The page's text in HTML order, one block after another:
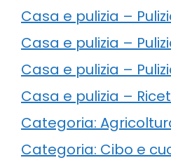
Casa e pulizia –
Casa e pulizia –
Casa e pulizia –
Casa e pulizia –
Categoria:
Categoria: Cibo e